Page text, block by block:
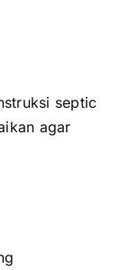
septic
agar